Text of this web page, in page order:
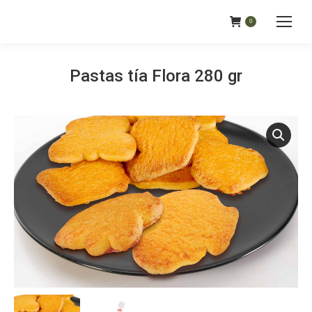
0
Pastas tía Flora 280 gr